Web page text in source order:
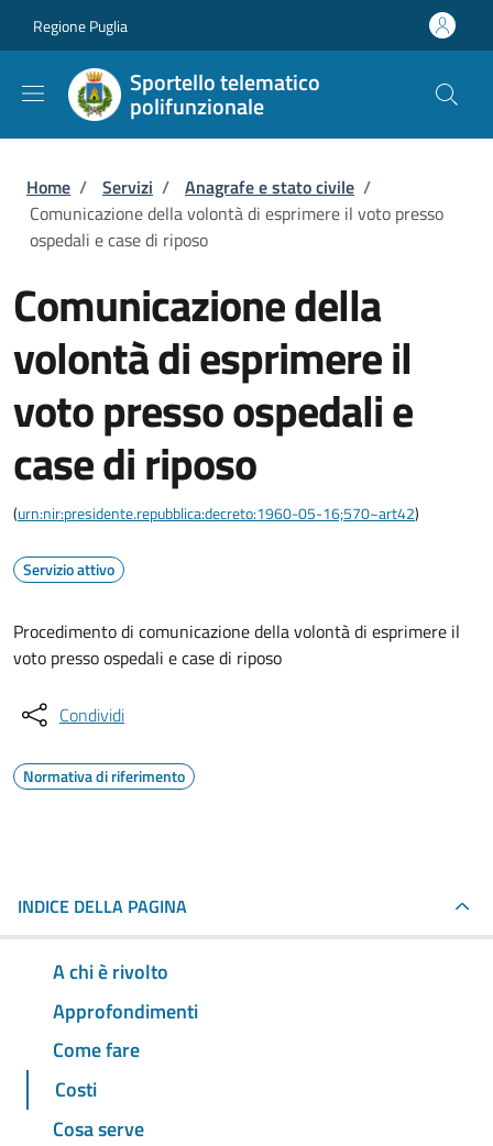
Regione Puglia
Sportello telematico
polifunzionale
Briciole di pane
Home / Servizi / Anagrafe e stato civile /
Comunicazione della volontà di esprimere il voto presso
ospedali e case di riposo
Comunicazione della
volontà di esprimere il
voto presso ospedali e
case di riposo
(urn:nir:presidente.repubblica:decreto:1960-05-16;570~art42)
Servizio attivo
Procedimento di comunicazione della volontà di esprimere il
voto presso ospedali e case di riposo
Condividi
Normativa di riferimento
INDICE DELLA PAGINA
A chi è rivolto
Approfondimenti
Come fare
Costi
Cosa serve